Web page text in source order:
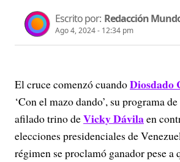
Escrito por: Redacción
Ago 4, 2024 - 12:34 pm
El cruce comenzó cuandoDiosdado
‘Con el mazo dando’, su programa
afilado trino deVicky Dávilaen
elecciones presidenciales de
régimen se proclamó ganador pese a